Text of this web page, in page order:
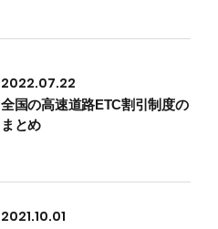
2022.07.22
全国の高速道路ETC割引制度の
まとめ
2021.10.01